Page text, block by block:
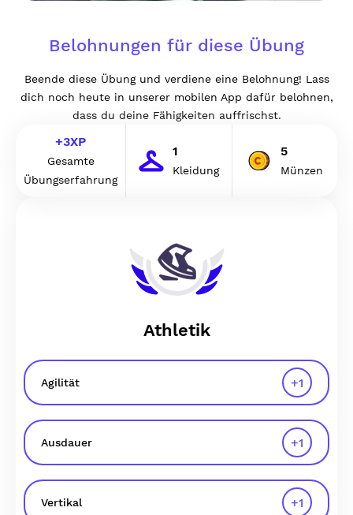
Belohnungen für diese Übung
Beende diese Übung und verdiene eine Belohnung! Lass
dich noch heute in unserer mobilen App dafür belohnen,
dass du deine Fähigkeiten auffrischst.
+3XP
Gesamte
Übungserfahrung
1
Kleidung
5
Münzen
Athletik
Agilität +1
Ausdauer +1
Vertikal +1